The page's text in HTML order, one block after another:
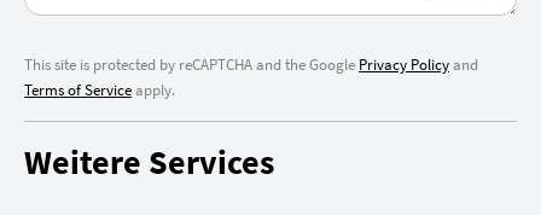
This site is protected by reCAPTCHA and the Google Privacy Policyand
Terms of Serviceapply.
Weitere Services